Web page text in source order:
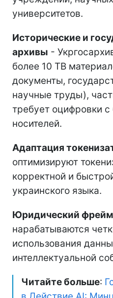
университетов.
Исторические и
архивы -
более 10 ТВ
документы,
научные труды),
требует оцифровки
носителей.
Адаптация
оптимизируют
корректной и
украинского языка.
Юридический
нарабатываются
использования
интеллектуальной
Читайте больше: